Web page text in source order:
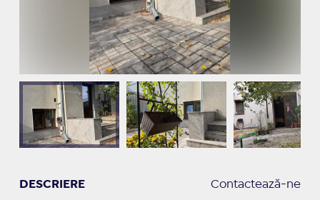
DESCRIERE Contactează-ne